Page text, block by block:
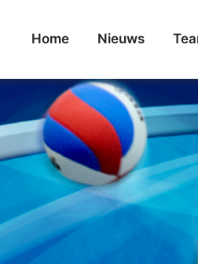
Home Nieuws